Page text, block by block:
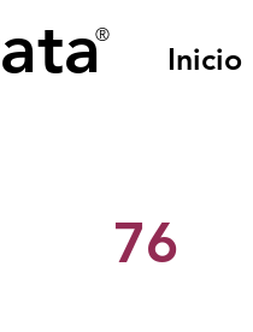
®
Inicio
76